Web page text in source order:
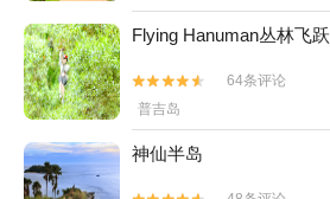
Flying Hanuman丛林飞跃


64条评论
普吉岛
神仙半岛